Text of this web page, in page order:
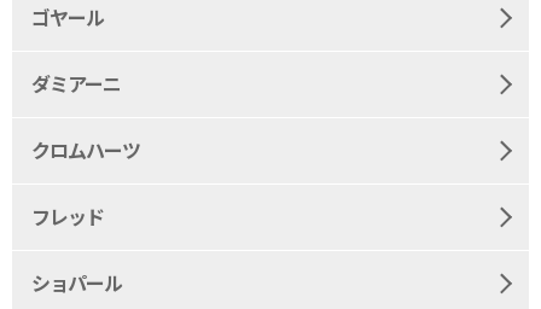
ゴヤール
ダミアーニ
クロムハーツ
フレッド
ショパール